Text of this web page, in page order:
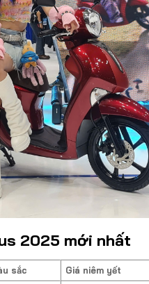
2025 mới nhất
sắc Giá niêm yết